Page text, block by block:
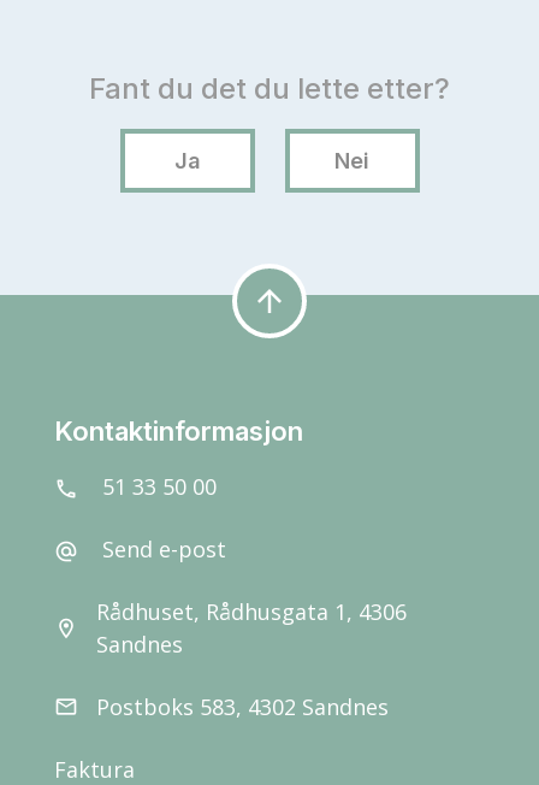
arrow_upward
Kontaktinformasjon
call 51 33 50 00
alternate_email Send e-post
location_on
Rådhuset, Rådhusgata 1, 4306
Sandnes
email Postboks 583, 4302 Sandnes
Faktura